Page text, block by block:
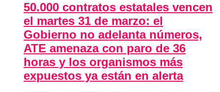
50.000 contratos estatales vencen
el martes 31 de marzo: el
Gobierno no adelanta números,
ATE amenaza con paro de 36
horas y los organismos más
expuestos ya están en alerta